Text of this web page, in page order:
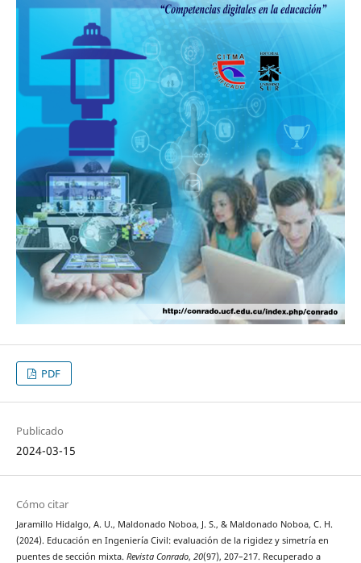
PDF
Publicado
2024-03-15
Cómo citar
Jaramillo Hidalgo, A. U., Maldonado Noboa, J. S., & Maldonado Noboa, C. H.
(2024). Educación en Ingeniería Civil: evaluación de la rigidez y simetría en
puentes de sección mixta. Revista Conrado, 20(97), 207–217. Recuperado a